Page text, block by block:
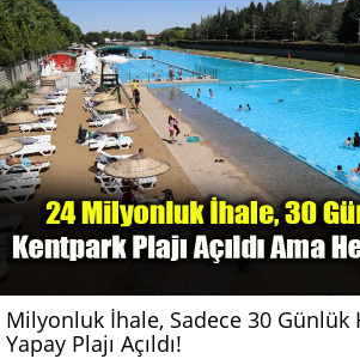
Milyonluk İhale, Sadece 30 Günlük
Yapay Plajı Açıldı!